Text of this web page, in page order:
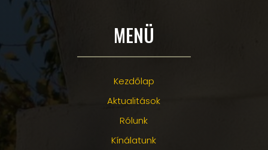
MENÜ
Kezdőlap
Aktualitások
Rólunk
Kínálatunk